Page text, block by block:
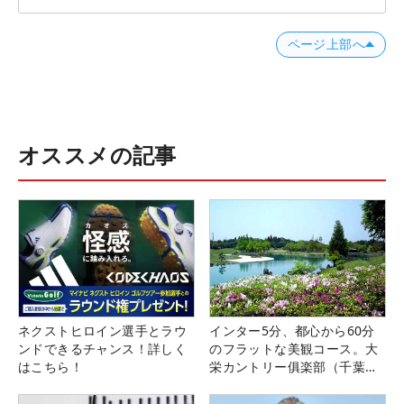
ページ上部へ
オススメの記事
ネクストヒロイン選手とラウ
ンドできるチャンス！詳しく
はこちら！
インター5分、都心から60分
のフラットな美観コース。大
栄カントリー俱楽部（千葉